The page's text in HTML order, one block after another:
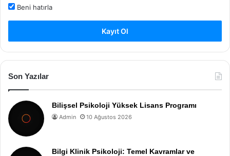
Beni hatırla
Kayıt Ol
Son Yazılar
Bilişsel Psikoloji Yüksek Lisans Programı
Admin 10 Ağustos 2026
Bilgi Klinik Psikoloji: Temel Kavramlar ve